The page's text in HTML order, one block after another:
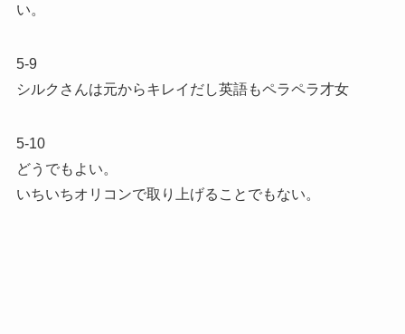
い。
5-9
シルクさんは元からキレイだし英語もペラペラ才女
5-10
どうでもよい。
いちいちオリコンで取り上げることでもない。